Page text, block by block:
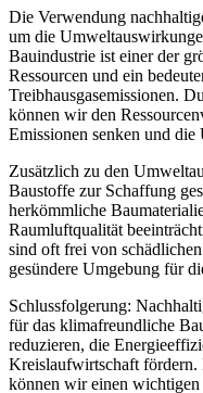
Die Verwendung
um die
Bauindustrie ist einer der
Ressourcen und ein
Treibhausgasemissionen.
können wir den
Emissionen senken und
Zusätzlich zu den
Baustoffe zur Schaffung
herkömmliche
Raumluftqualität
sind oft frei von
gesündere Umgebung für
Schlussfolgerung:
für das klimafreundliche
reduzieren, die
Kreislaufwirtschaft fördern.
können wir einen